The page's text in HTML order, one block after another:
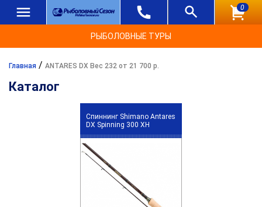
0
РЫБОЛОВНЫЕ ТУРЫ
Главная / ANTARES DX Вес 232 от 21 700 р.
Каталог
Спиннинг Shimano Antares
DX Spinning 300 XH